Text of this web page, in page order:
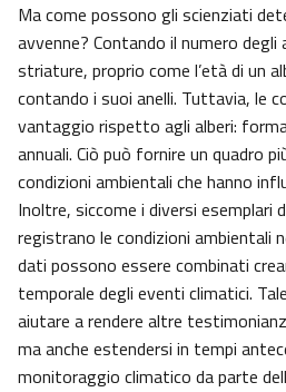
Ma come possono gli scienziati
avvenne? Contando il numero degli
striature, proprio come l’età di un
contando i suoi anelli. Tuttavia, le
vantaggio rispetto agli alberi:
annuali. Ciò può fornire un quadro
condizioni ambientali che hanno
Inoltre, siccome i diversi esemplari
registrano le condizioni ambientali
dati possono essere combinati
temporale degli eventi climatici.
aiutare a rendere altre
ma anche estendersi in tempi
monitoraggio climatico da parte